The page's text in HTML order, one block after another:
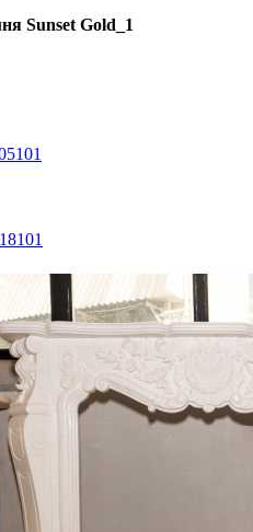
Sunset Gold_1